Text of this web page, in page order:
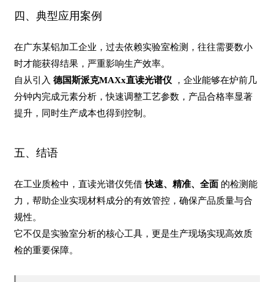
四、典型应用案例
在广东某铝加工企业，过去依赖实验室检测，往往需要数小
时才能获得结果，严重影响生产效率。
自从引入德国斯派克MAXx直读光谱仪 ，企业能够在炉前几
分钟内完成元素分析，快速调整工艺参数，产品合格率显著
提升，同时生产成本也得到控制。
五、结语
在工业质检中，直读光谱仪凭借快速、精准、全面 的检测能
力，帮助企业实现材料成分的有效管控，确保产品质量与合
规性。
它不仅是实验室分析的核心工具，更是生产现场实现高效质
检的重要保障。